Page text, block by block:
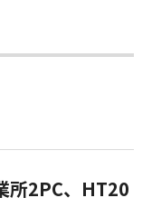
所2PC、HT20